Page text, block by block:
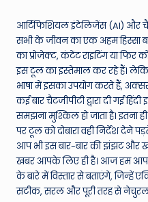
w
s
A
ro
u
n
d
T
आर्टिफिशियल इंटेलिजेंस (AI) और
सभी के जीवन का एक अहम हिस्सा
का प्रोजेक्ट, कंटेंट राइटिंग या फिर
इस टूल का इस्तेमाल कर रहे हैं।
भाषा में इसका उपयोग करते हैं,
कई बार चैटजीपीटी द्वारा दी गई
समझना मुश्किल हो जाता है। इतना
पर टूल को दोबारा वही निर्देश देने
आप भी इस बार-बार की झंझट और
खबर आपके लिए ही है। आज हम
के बारे में विस्तार से बताएंगे, जिन्हें
सटीक, सरल और पूरी तरह से नेचुरल